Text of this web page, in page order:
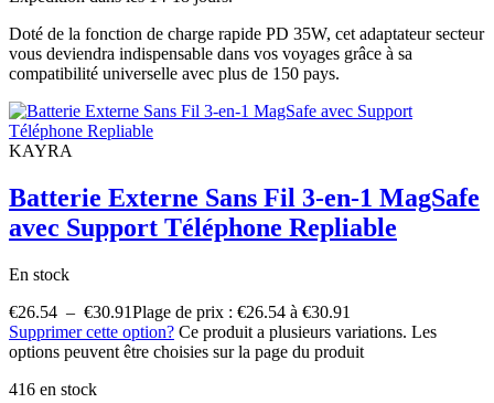
Doté de la fonction de charge rapide PD 35W, cet adaptateur secteur
vous deviendra indispensable dans vos voyages grâce à sa
compatibilité universelle avec plus de 150 pays.
KAYRA
Batterie Externe Sans Fil 3-en-1 MagSafe
avec Support Téléphone Repliable
En stock
€26.54 – €30.91Plage de prix : €26.54 à €30.91
Supprimer cette option? Ce produit a plusieurs variations. Les
options peuvent être choisies sur la page du produit
416 en stock